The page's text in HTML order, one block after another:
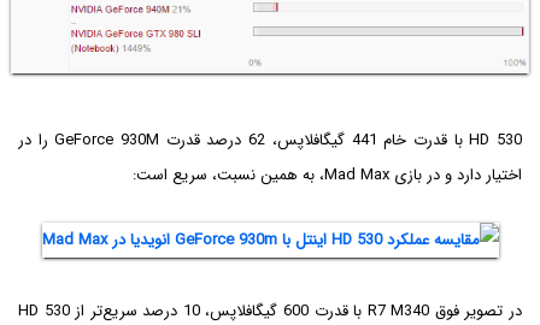
HD 530 با قدرت خام 441 گیگافلاپس، 62 درصد قدرت GeForce 930M را در
اختیار دارد و در بازی Mad Max، به همین نسبت، سریع است:
در تصویر فوق R7 M340 با قدرت 600 گیگافلاپس، 10 درصد سریع‌تر از HD 530